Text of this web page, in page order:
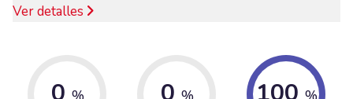
Ver detalles